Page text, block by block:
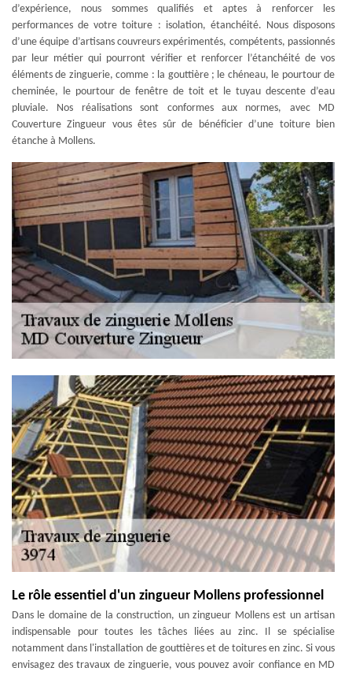
d’expérience, nous sommes qualifiés et aptes à renforcer les
performances de votre toiture : isolation, étanchéité. Nous disposons
d’une équipe d’artisans couvreurs expérimentés, compétents, passionnés
par leur métier qui pourront vérifier et renforcer l’étanchéité de vos
éléments de zinguerie, comme : la gouttière ; le chéneau, le pourtour de
cheminée, le pourtour de fenêtre de toit et le tuyau descente d’eau
pluviale. Nos réalisations sont conformes aux normes, avec MD
Couverture Zingueur vous êtes sûr de bénéficier d’une toiture bien
étanche à Mollens.
Le rôle essentiel d'un zingueur Mollens professionnel
Dans le domaine de la construction, un zingueur Mollens est un artisan
indispensable pour toutes les tâches liées au zinc. Il se spécialise
notamment dans l'installation de gouttières et de toitures en zinc. Si vous
envisagez des travaux de zinguerie, vous pouvez avoir confiance en MD